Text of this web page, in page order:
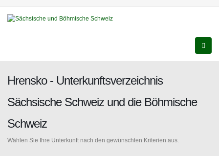
Hrensko - Unterkunftsverzeichnis
Sächsische Schweiz und die Böhmische
Schweiz
Wählen Sie Ihre Unterkunft nach den gewünschten Kriterien aus.